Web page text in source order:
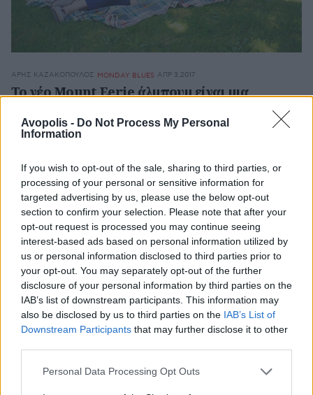
Avopolis - Do Not Process My Personal
Information
If you wish to opt-out of the sale, sharing to third parties, or
processing of your personal or sensitive information for
targeted advertising by us, please use the below opt-out
section to confirm your selection. Please note that after your
opt-out request is processed you may continue seeing
interest-based ads based on personal information utilized by
us or personal information disclosed to third parties prior to
your opt-out. You may separately opt-out of the further
disclosure of your personal information by third parties on the
IAB’s list of downstream participants. This information may
also be disclosed by us to third parties on the IAB’s List of
Downstream Participants that may further disclose it to other
Personal Data Processing Opt Outs
ΆΡΗΣ ΚΑΖΑΚΌΠΟΥΛΟΣ MONDAY BLUES ΑΠΡ 3,2017
Το νέο Mount Eerie άλμπουμ είναι μια
ανθρώπινης απώλειας
της γυναίκας του από καρκίνο, ο Phil Elverum
κυκλοφορεί έναν αφοπλιστικά ευθύ δίσκο ψυχικής
συντριβής...
Περισσότερα: Το νέο Mount Eerie άλμπουμ είναι
μια σπαραχτική αποτύπωση του πόνου της
ανθρώπινης απώλειας